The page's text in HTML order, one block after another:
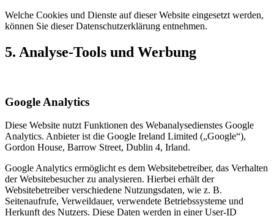
Welche Cookies und Dienste auf dieser Website eingesetzt werden,
können Sie dieser Datenschutzerklärung entnehmen.
5. Analyse-Tools und Werbung
Google Analytics
Diese Website nutzt Funktionen des Webanalysedienstes Google
Analytics. Anbieter ist die Google Ireland Limited („Google“),
Gordon House, Barrow Street, Dublin 4, Irland.
Google Analytics ermöglicht es dem Websitebetreiber, das Verhalten
der Websitebesucher zu analysieren. Hierbei erhält der
Websitebetreiber verschiedene Nutzungsdaten, wie z. B.
Seitenaufrufe, Verweildauer, verwendete Betriebssysteme und
Herkunft des Nutzers. Diese Daten werden in einer User-ID